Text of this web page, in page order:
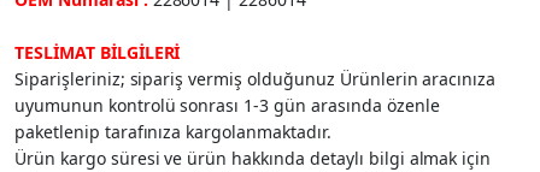
TESLİMAT BİLGİLERİ
Siparişleriniz; sipariş vermiş olduğunuz Ürünlerin aracınıza
uyumunun kontrolü sonrası 1-3 gün arasında özenle
paketlenip tarafınıza kargolanmaktadır.
Ürün kargo süresi ve ürün hakkında detaylı bilgi almak için